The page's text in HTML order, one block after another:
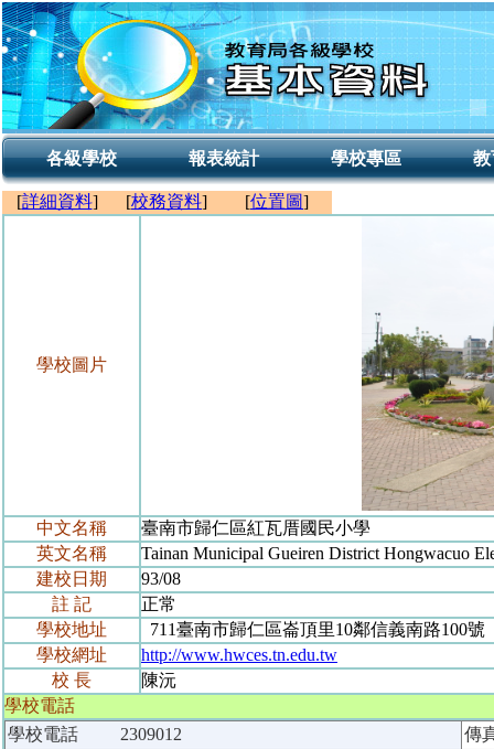
各級學校 報表統計 學校專區 教
[詳細資料] [校務資料] [位置圖]
學校圖片
中文名稱
臺南市歸仁區紅瓦厝國民小學
英文名稱
Tainan Municipal Gueiren District Hongwacuo
建校日期
93/08
註 記
正常
學校地址
711臺南市歸仁區崙頂里10鄰信義南路100號
學校網址
http://www.hwces.tn.edu.tw
校 長
陳沅
學校電話
學校電話
2309012 傳